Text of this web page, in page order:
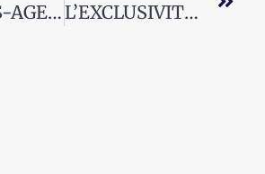
LE SOUS-AGENT COMMERCIAL L’EXCLUSIVITÉ DE L’AGENT COMMERCIAL